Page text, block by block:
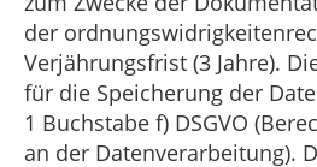
der
Verjährungsfrist (3 Jahre).
für die Speicherung der
1 Buchstabe f) DSGVO
an der Datenverarbeitung).